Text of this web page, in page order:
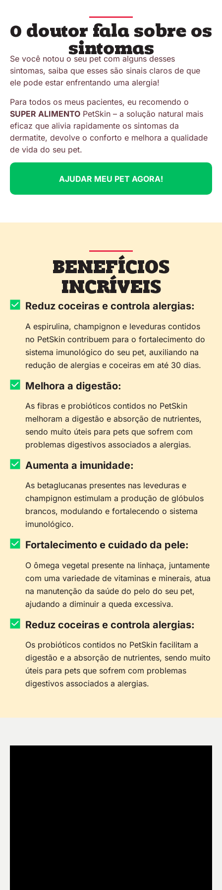
O doutor fala sobre os
sintomas
Se você notou o seu pet com alguns desses
sintomas, saiba que esses são sinais claros de que
ele pode estar enfrentando uma alergia!
Para todos os meus pacientes, eu recomendo o
SUPER ALIMENTO PetSkin – a solução natural mais
eficaz que alivia rapidamente os sintomas da
dermatite, devolve o conforto e melhora a qualidade
de vida do seu pet.
AJUDAR MEU PET AGORA!
BENEFÍCIOS
INCRÍVEIS
Reduz coceiras e controla alergias:
A espirulina, champignon e leveduras contidos
no PetSkin contribuem para o fortalecimento do
sistema imunológico do seu pet, auxiliando na
redução de alergias e coceiras em até 30 dias.
Melhora a digestão:
As fibras e probióticos contidos no PetSkin
melhoram a digestão e absorção de nutrientes,
sendo muito úteis para pets que sofrem com
problemas digestivos associados a alergias.
Aumenta a imunidade:
As betaglucanas presentes nas leveduras e
champignon estimulam a produção de glóbulos
brancos, modulando e fortalecendo o sistema
imunológico.
Fortalecimento e cuidado da pele:
O ômega vegetal presente na linhaça, juntamente
com uma variedade de vitaminas e minerais, atua
na manutenção da saúde do pelo do seu pet,
ajudando a diminuir a queda excessiva.
Reduz coceiras e controla alergias:
Os probióticos contidos no PetSkin facilitam a
digestão e a absorção de nutrientes, sendo muito
úteis para pets que sofrem com problemas
digestivos associados a alergias.